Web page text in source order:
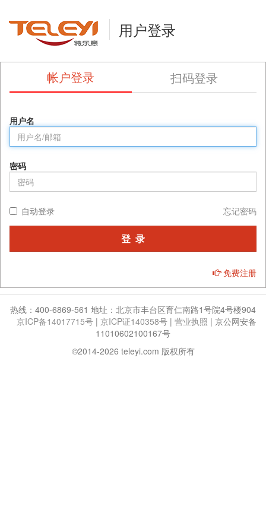
用户登录
帐户登录 扫码登录
用户名
密码
自动登录 忘记密码
登 录
免费注册
热线：400-6869-561 地址：北京市丰台区育仁南路1号院4号楼904
京ICP备14017715号 | 京ICP证140358号 | 营业执照 | 京公网安备
11010602100167号
©2014-2026 teleyi.com 版权所有